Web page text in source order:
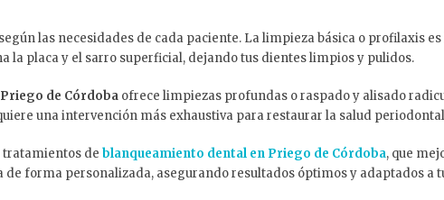
según las necesidades de cada paciente. La limpieza básica o profilaxis
la placa y el sarro superficial, dejando tus dientes limpios y pulidos.
de Córdoba ofrece limpiezas profundas o raspado y alisado
una intervención más exhaustiva para restaurar la salud
de blanqueamiento dental en Priego de Córdoba, que
forma personalizada, asegurando resultados óptimos y adaptados a